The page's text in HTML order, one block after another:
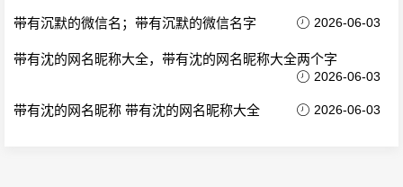
带有沉默的微信名；带有沉默的微信名字 2026-06-03
带有沈的网名昵称大全，带有沈的网名昵称大全两个字
2026-06-03
带有沈的网名昵称 带有沈的网名昵称大全 2026-06-03